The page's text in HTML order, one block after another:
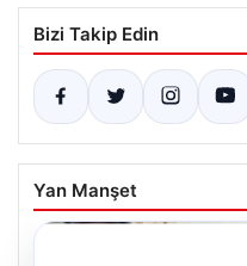
Bizi Takip Edin
Yan Manşet